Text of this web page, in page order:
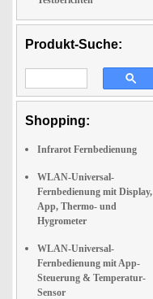
Produkt-Suche:
Shopping:
Infrarot Fernbedienung
WLAN-Universal-
Fernbedienung mit Display,
App, Thermo- und
Hygrometer
WLAN-Universal-
Fernbedienung mit App-
Steuerung & Temperatur-
Sensor